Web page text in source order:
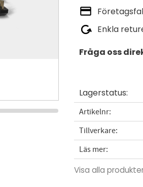
Enkla
Fråga oss
Lagerstatus
Artikelnr
Tillverkare
Läs mer
Visa alla